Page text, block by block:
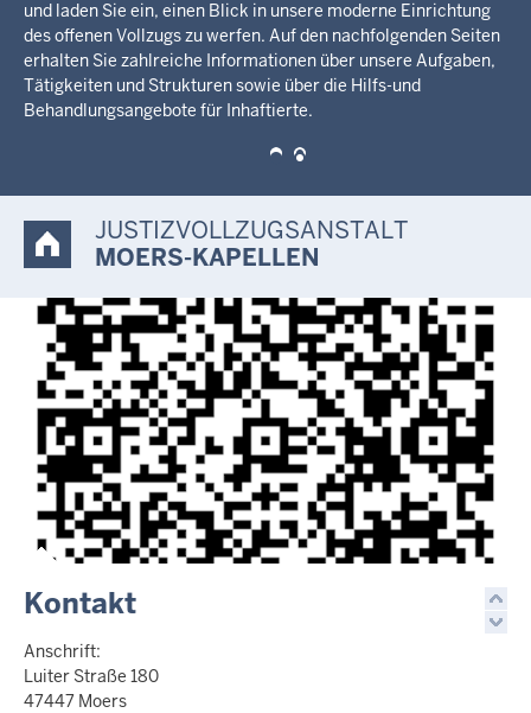
ermöglichen wir unseren Besuchern noch nutzerfreundlicher
durch die Webinhalte zu navigieren. Dies betrifft insbesondere
die Barrierefreiheit und den Zugriff mit mobilen Geräten.
JUSTIZVOLLZUGSANSTALT
MOERS-KAPELLEN
Kontakt
Anschrift:
Luiter Straße 180
47447 Moers